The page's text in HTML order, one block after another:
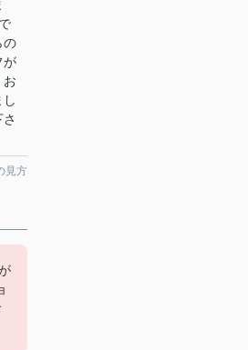
の
が
お
見方